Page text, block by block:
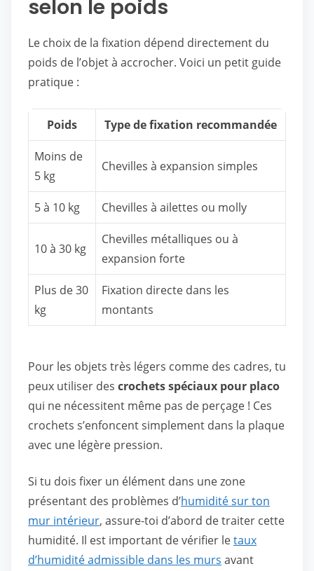
selon le poids
Le choix de la fixation dépend directement du
poids de l’objet à accrocher. Voici un petit guide
pratique :
Poids Type de fixation recommandée
Moins de
5 kg
Chevilles à expansion simples
5 à 10 kg Chevilles à ailettes ou molly
10 à 30 kg
Chevilles métalliques ou à
expansion forte
Plus de 30
kg
Fixation directe dans les
montants
Pour les objets très légers comme des cadres, tu
peux utiliser des crochets spéciaux pour placo
qui ne nécessitent même pas de perçage ! Ces
crochets s’enfoncent simplement dans la plaque
avec une légère pression.
Si tu dois fixer un élément dans une zone
présentant des problèmes d’humidité sur ton
mur intérieur, assure-toi d’abord de traiter cette
humidité. Il est important de vérifier letaux
d’humidité admissible dans les murs avant